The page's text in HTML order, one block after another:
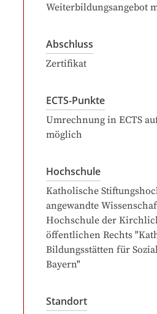
Weiterbildungsangebot
Abschluss
Zertifikat
ECTS-Punkte
Umrechnung in ECTS
möglich
Hochschule
Katholische
angewandte
Hochschule der
öffentlichen Rechts
Bildungsstätten für
Bayern"
Standort